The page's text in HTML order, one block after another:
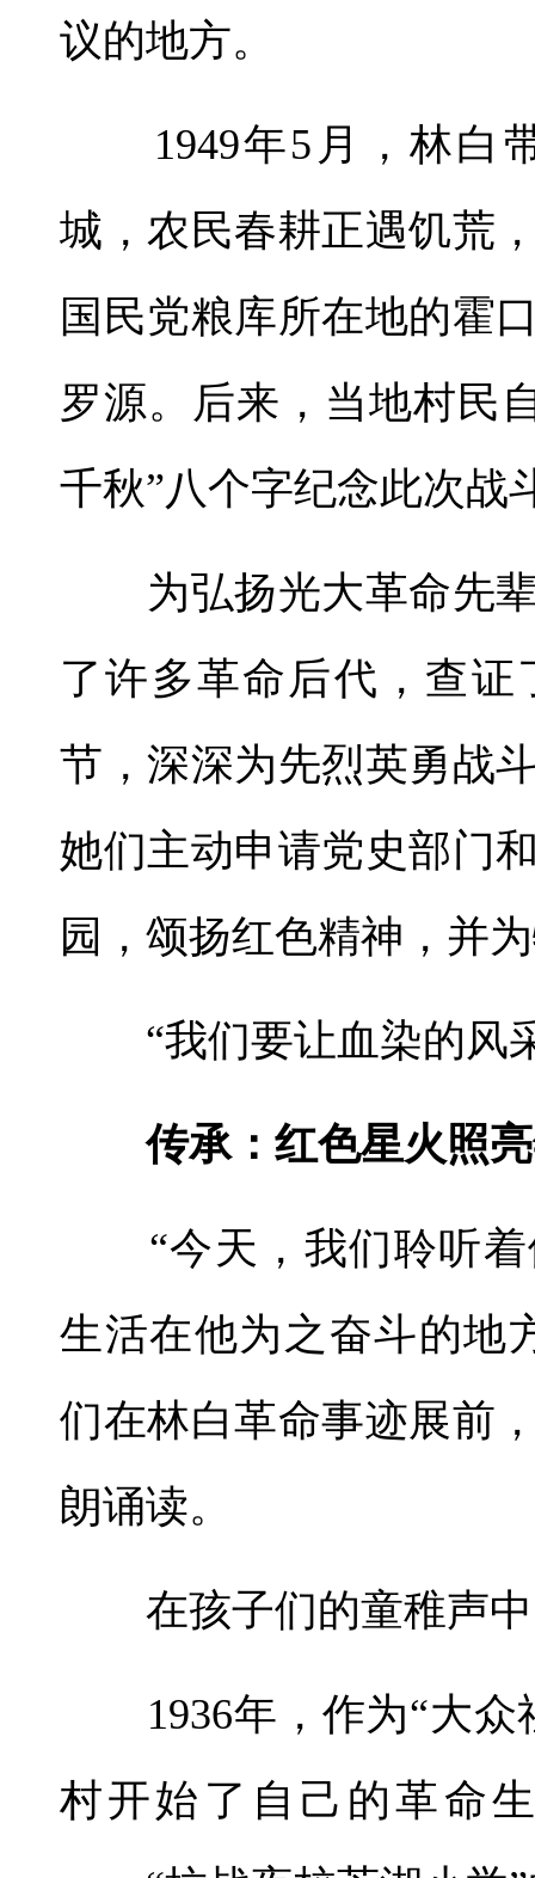
议的地方。
1949年5月，林白
城，农民春耕正遇饥荒
国民党粮库所在地的霍
罗源。后来，当地村民
千秋”八个字纪念此次战
为弘扬光大革命先辈
了许多革命后代，查
节，深深为先烈英勇战
她们主动申请党史部门
园，颂扬红色精神，并
“我们要让血染的风
传承：红色星火照亮
“今天，我们聆听着
生活在他为之奋斗的
们在林白革命事迹展前
朗诵读。
在孩子们的童稚声
1936年，作为“大众
村开始了自己的革命